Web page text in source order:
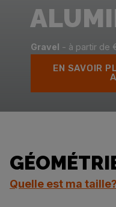
Gravel - à partir de
EN SAVOIR
Quelle est ma taille?